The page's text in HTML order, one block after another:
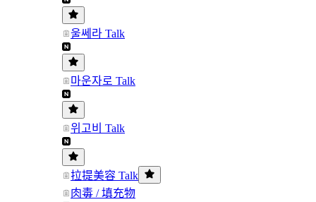
울쎄라 Talk
마운자로 Talk
위고비 Talk
拉提美容 Talk
肉毒 / 填充物